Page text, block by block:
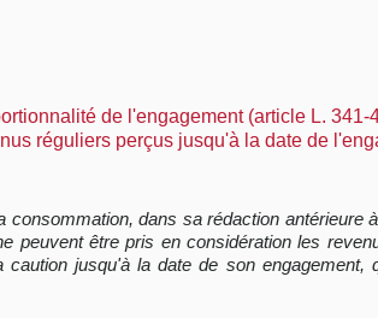
de l'engagement (article L.
réguliers perçus jusqu'à la date de
dans sa rédaction antérieure
peuvent être pris en considération les
jusqu'à la date de son engagement,